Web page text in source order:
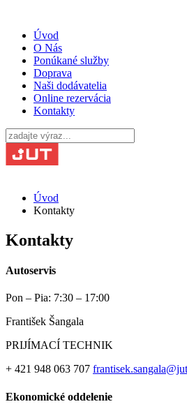
Úvod
O Nás
Ponúkané služby
Doprava
Naši dodávatelia
Online rezervácia
Kontakty
Úvod
Kontakty
Kontakty
Autoservis
Pon – Pia: 7:30 – 17:00
František Šangala
PRIJÍMACÍ TECHNIK
+ 421 948 063 707
Ekonomické oddelenie